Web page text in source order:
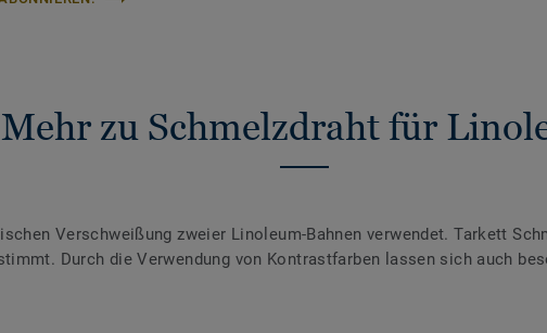
Mehr zu Schmelzdraht für
Verschweißung zweier Linoleum-Bahnen verwendet. Tarkett
Durch die Verwendung von Kontrastfarben lassen sich auch